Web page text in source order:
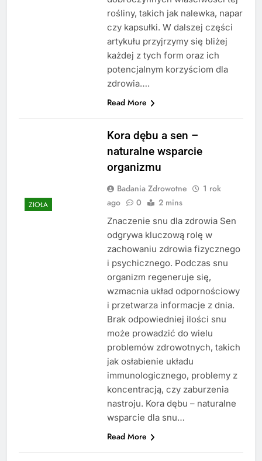
rośliny, takich jak nalewka, napar
czy kapsułki. W dalszej części
artykułu przyjrzymy się bliżej
każdej z tych form oraz ich
potencjalnym korzyściom dla
zdrowia….
Read More
ZIOŁA
Kora dębu a sen –
naturalne wsparcie
organizmu
Badania Zdrowotne
1 rok
ago
0 2 mins
Znaczenie snu dla zdrowia Sen
odgrywa kluczową rolę w
zachowaniu zdrowia fizycznego
i psychicznego. Podczas snu
organizm regeneruje się,
wzmacnia układ odpornościowy
i przetwarza informacje z dnia.
Brak odpowiedniej ilości snu
może prowadzić do wielu
problemów zdrowotnych, takich
jak osłabienie układu
immunologicznego, problemy z
koncentracją, czy zaburzenia
nastroju. Kora dębu – naturalne
wsparcie dla snu…
Read More